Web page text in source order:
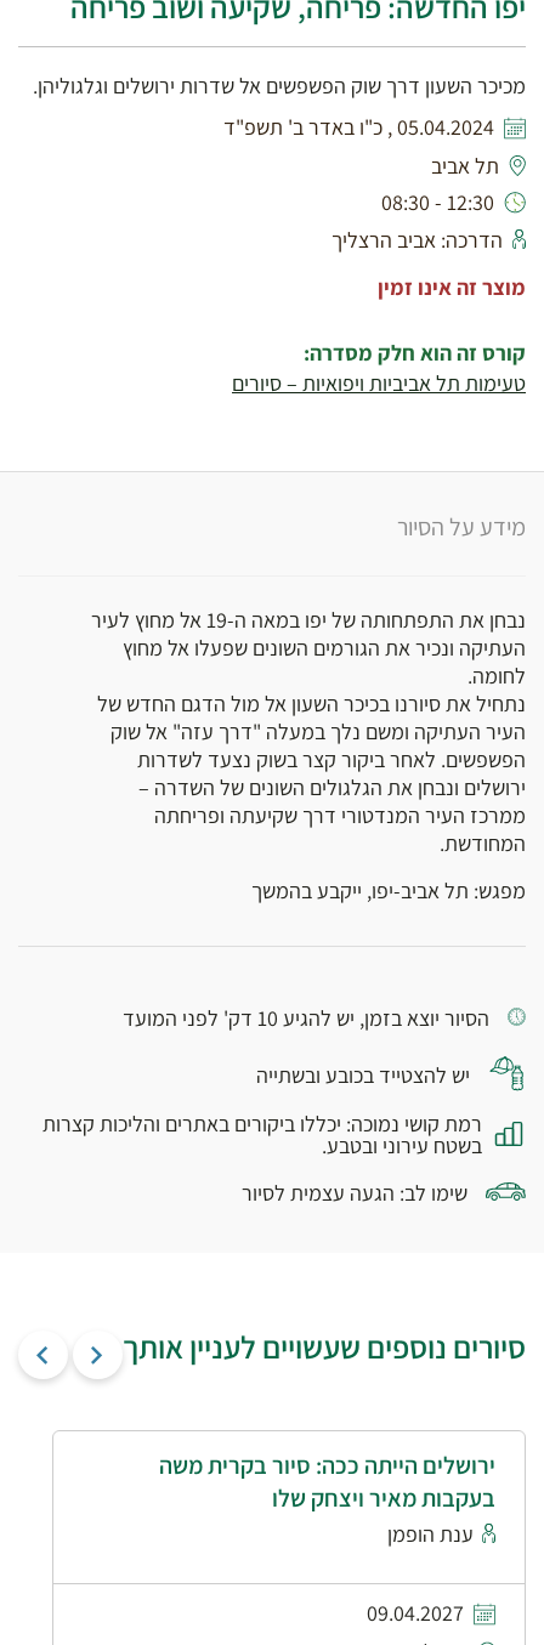
מכיכר השעון דרך שוק הפשפשים אל שדרות ירושלים וגלגוליהן.
05.04.2024 , כ"ו באדר ב' תשפ"ד
תל אביב
12:30 - 08:30
הדרכה: אביב הרצליך
מוצר זה אינו זמין
קורס זה הוא חלק מסדרה:
טעימות תל אביביות ויפואיות – סיורים
מידע על הסיור
נבחן את התפתחותה של יפו במאה ה-19 אל מחוץ לעיר
העתיקה ונכיר את הגורמים השונים שפעלו אל מחוץ
לחומה.
נתחיל את סיורנו בכיכר השעון אל מול הדגם החדש של
העיר העתיקה ומשם נלך במעלה "דרך עזה" אל שוק
הפשפשים. לאחר ביקור קצר בשוק נצעד לשדרות
ירושלים ונבחן את הגלגולים השונים של השדרה –
ממרכז העיר המנדטורי דרך שקיעתה ופריחתה
המחודשת.
מפגש: תל אביב-יפו, ייקבע בהמשך
הסיור יוצא בזמן, יש להגיע 10 דק' לפני המועד
יש להצטייד בכובע ובשתייה
רמת קושי נמוכה: יכללו ביקורים באתרים והליכות קצרות
בשטח עירוני ובטבע.
שימו לב: הגעה עצמית לסיור
סיורים נוספים שעשויים לעניין אותך
ירושלים הייתה ככה: סיור בקרית משה
בעקבות מאיר ויצחק שלו
ענת הופמן
09.04.2027